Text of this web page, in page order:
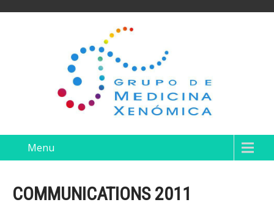
Menu
COMMUNICATIONS 2011